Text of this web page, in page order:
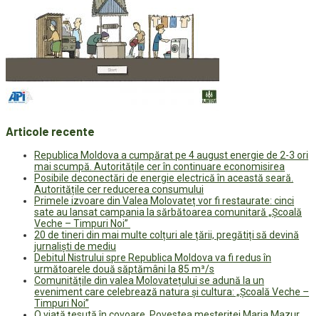
Articole recente
Republica Moldova a cumpărat pe 4 august energie de 2-3 ori
mai scumpă. Autoritățile cer în continuare economisirea
Posibile deconectări de energie electrică în această seară.
Autoritățile cer reducerea consumului
Primele izvoare din Valea Molovateț vor fi restaurate: cinci
sate au lansat campania la sărbătoarea comunitară „Școală
Veche – Timpuri Noi”
20 de tineri din mai multe colțuri ale țării, pregătiți să devină
jurnaliști de mediu
Debitul Nistrului spre Republica Moldova va fi redus în
următoarele două săptămâni la 85 m³/s
Comunitățile din valea Molovatețului se adună la un
eveniment care celebrează natura și cultura: „Școală Veche –
Timpuri Noi”